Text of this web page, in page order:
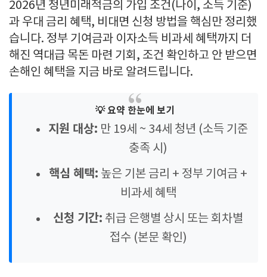
2026년 청년미래적금의 가입 조건(나이, 소득 기준)
과 우대 금리 혜택, 비대면 신청 방법을 핵심만 정리했
습니다. 정부 기여금과 이자소득 비과세 혜택까지 더
해진 역대급 목돈 마련 기회, 조건 확인하고 안 받으면
손해인 혜택을 지금 바로 알려드립니다.
💡 요약 한눈에 보기
지원 대상: 만 19세 ~ 34세 청년 (소득 기준
충족 시)
핵심 혜택: 높은 기본 금리 + 정부 기여금 +
비과세 혜택
신청 기간: 취급 은행별 상시 또는 회차별
접수 (본문 확인)